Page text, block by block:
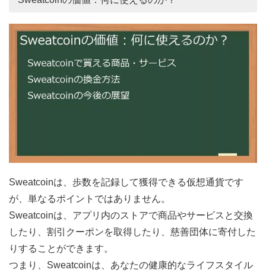
Sweatcoinは、歩数を記録して獲得できる仮想通貨です
が、単なるポイントではありません。
Sweatcoinは、アプリ内のストアで商品やサービスと交換
したり、割引クーポンを取得したり、慈善団体に寄付した
りすることができます。
つまり、Sweatcoinは、あなたの健康的なライフスタイル